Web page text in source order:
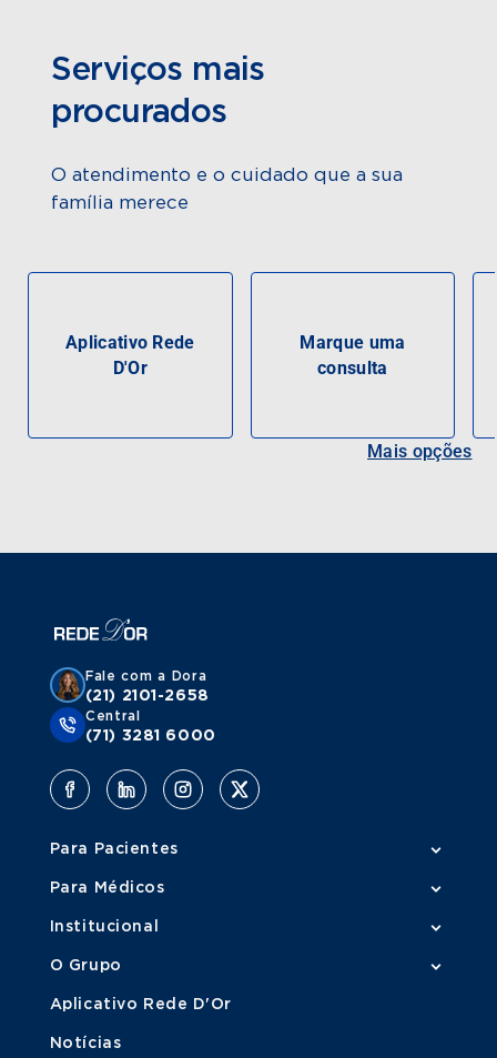
Serviços mais
procurados
O atendimento e o cuidado que a sua
família merece
Aplicativo Rede
D'Or
Marque uma
consulta
Mais opções
Fale com a Dora
(21) 2101-2658
Central
(71) 3281 6000
Para Pacientes
Para Médicos
Institucional
O Grupo
Aplicativo Rede D'Or
Notícias